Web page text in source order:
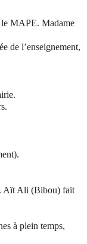
le MAPE. Madame
de l’enseignement,
Aït Ali (Bibou) fait
à plein temps,